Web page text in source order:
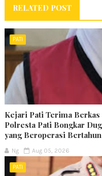
RELATED POST
PATI
Kejari Pati Terima
Polresta Pati Bongkar
yang Beroperasi
Ng Aug 05, 2026
PATI